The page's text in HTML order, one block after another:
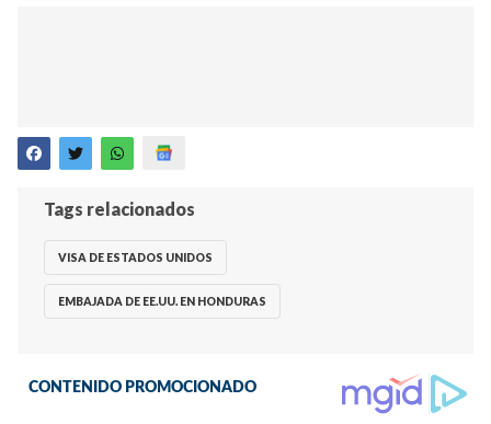
Tags relacionados
VISA DE ESTADOS UNIDOS
EMBAJADA DE EE.UU. EN HONDURAS